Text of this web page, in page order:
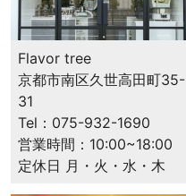
を
幸
せ
に
す
る
ス
Flavor tree
京都市南区久世高田町35-
31
Tel：075-932-1690
営業時間：10:00~18:00
定休日 月・火・水・木